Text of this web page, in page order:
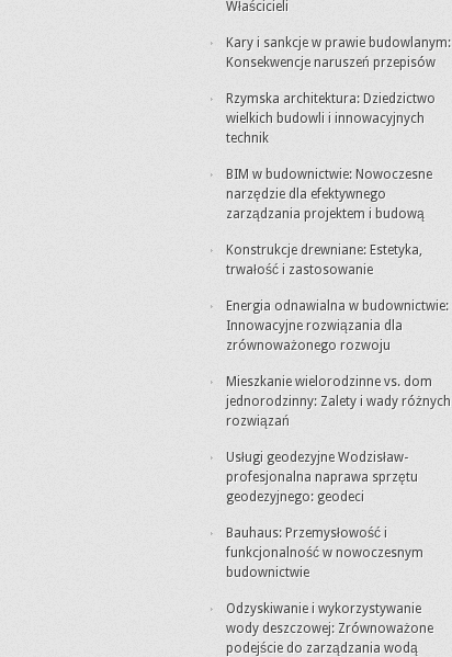
Właścicieli
Kary i sankcje w prawie budowlanym:
Konsekwencje naruszeń przepisów
Rzymska architektura: Dziedzictwo
wielkich budowli i innowacyjnych
technik
BIM w budownictwie: Nowoczesne
narzędzie dla efektywnego
zarządzania projektem i budową
Konstrukcje drewniane: Estetyka,
trwałość i zastosowanie
Energia odnawialna w budownictwie:
Innowacyjne rozwiązania dla
zrównoważonego rozwoju
Mieszkanie wielorodzinne vs. dom
jednorodzinny: Zalety i wady różnych
rozwiązań
Usługi geodezyjne Wodzisław-
profesjonalna naprawa sprzętu
geodezyjnego: geodeci
Bauhaus: Przemysłowość i
funkcjonalność w nowoczesnym
budownictwie
Odzyskiwanie i wykorzystywanie
wody deszczowej: Zrównoważone
podejście do zarządzania wodą